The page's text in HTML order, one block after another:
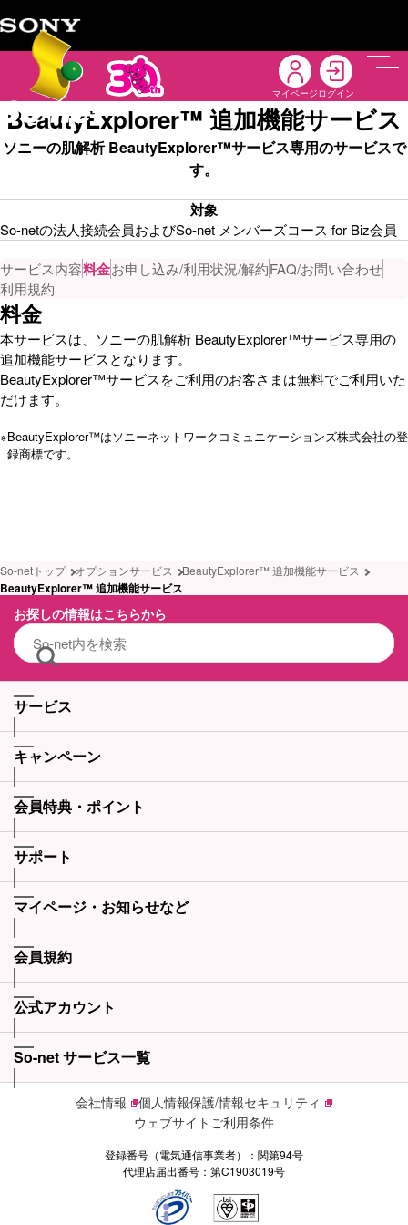
マイページ ログイン
メニ
BeautyExplorer™ 追加機能サービス
ソニーの肌解析 BeautyExplorer™サービス専用のサービスで
す。
対象
So-netの法人接続会員およびSo-net メンバーズコース for Biz会員
サービス内容料金お申し込み/利用状況/解約FAQ/お問い合わせ
利用規約
料金
本サービスは、ソニーの肌解析 BeautyExplorer™サービス専用の
追加機能サービスとなります。
BeautyExplorer™サービスをご利用のお客さまは無料でご利用いた
だけます。
※BeautyExplorer™はソニーネットワークコミュニケーションズ株式会社の登
録商標です。
So-netトップ オプションサービス BeautyExplorer™ 追加機能サービス
BeautyExplorer™ 追加機能サービス
お探しの情報はこちらから
サービス
キャンペーン
会員特典・ポイント
サポート
マイページ・お知らせなど
会員規約
公式アカウント
So-net サービス一覧
会社情報
個人情報保護/情報セキュリティ
ウェブサイトご利用条件
登録番号（電気通信事業者）：関第94号
代理店届出番号：第C1903019号